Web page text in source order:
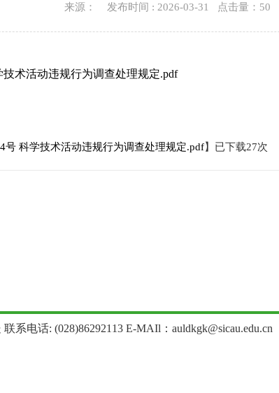
来源： 发布时间 : 2026-03-31 点击量： 50
技术活动违规行为调查处理规定.pdf
号 科学技术活动违规行为调查处理规定.pdf】已下载27次
系电话: (028)86292113 E-MAIl：auldkgk@sicau.edu.cn